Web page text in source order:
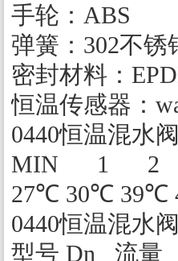
手轮： ABS
弹簧： 302不锈
密封材料：
恒温传感器：
0440恒温混水
MIN 1
27℃ 30℃ 39℃
0440恒温混水
型号 Dn 流量